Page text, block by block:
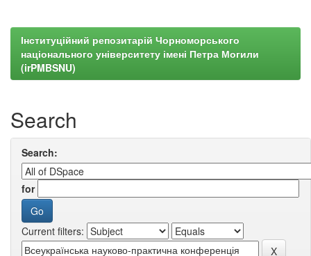
Інституційний репозитарій Чорноморського
національного університету імені Петра Могили
(irPMBSNU)
Search
Search:
for
Current filters: